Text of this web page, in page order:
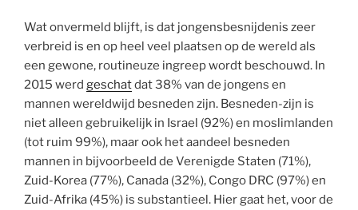
Wat onvermeld blijft, is dat jongensbesnijdenis zeer
verbreid is en op heel veel plaatsen op de wereld als
een gewone, routineuze ingreep wordt beschouwd. In
2015 werd geschatdat 38% van de jongens en
mannen wereldwijd besneden zijn. Besneden-zijn is
niet alleen gebruikelijk in Israel (92%) en moslimlanden
(tot ruim 99%), maar ook het aandeel besneden
mannen in bijvoorbeeld de Verenigde Staten (71%),
Zuid-Korea (77%), Canada (32%), Congo DRC (97%) en
Zuid-Afrika (45%) is substantieel. Hier gaat het, voor de